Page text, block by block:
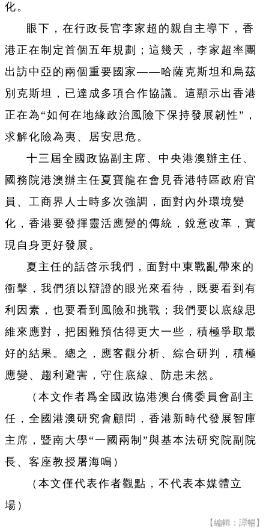
化。
眼下，在行政長官李家超的親自主導下，香
港正在制定首個五年規劃；這幾天，李家超率團
出訪中亞的兩個重要國家——哈薩克斯坦和烏茲
別克斯坦，已達成多項合作協議。這顯示出香港
正在為“如何在地緣政治風險下保持發展韌性”，
求解化險為夷、居安思危。
十三屆全國政協副主席、中央港澳辦主任、
國務院港澳辦主任夏寶龍在會見香港特區政府官
員、工商界人士時多次強調，面對內外環境變
化，香港要發揮靈活應變的傳統，銳意改革，實
現自身更好發展。
夏主任的話啓示我們，面對中東戰亂帶來的
衝擊，我們須以辯證的眼光來看待，既要看到有
利因素，也要看到風險和挑戰；我們要以底線思
維來應對，把困難預估得更大一些，積極爭取最
好的結果。總之，應客觀分析、綜合研判，積極
應變、趨利避害，守住底線、防患未然。
（本文作者爲全國政協港澳台僑委員會副主
任， 全國港澳研究會顧問， 香港新時代發展智庫
主席，暨南大學“一國兩制”與基本法研究院副院
長、客座教授屠海鳴）
（本文僅代表作者觀點，不代表本媒體立
場）
【編輯：譚暢】